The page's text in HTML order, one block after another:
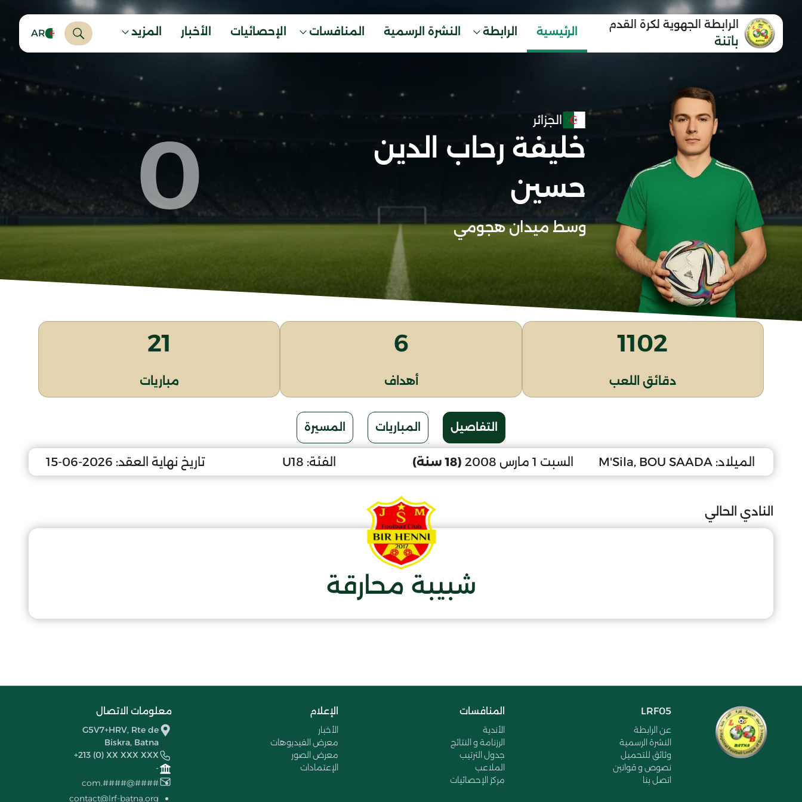
الرابطة الجهوية لكرة القدم
باتنة
الرئيسية الرابطة النشرة الرسمية المنافسات الإحصائيات الأخبار المزيد AR
الجزائر
خليفة رحاب الدين
حسين
وسط ميدان هجومي 0
1102
دقائق اللعب
6
أهداف
21
مباريات
التفاصيل المباريات المسيرة
الميلاد: M'Sila, BOU SAADA السبت 1 مارس 2008 (18 سنة) الفئة: U18 تاريخ نهاية العقد: 2026-06-15
النادي الحالي
شبيبة محارقة
LRF05
عن الرابطة
النشرة الرسمية
وثائق للتحميل
نصوص و قوانين
اتصل بنا
المنافسات
الأندية
الرزنامة و النتائج
جدول الترتيب
الملاعب
مركز الإحصائيات
الإعلام
الأخبار
معرض الفيديوهات
معرض الصور
الإعتمادات
معلومات الاتصال
G5V7+HRV, Rte de
Biskra, Batna
+213 (0) XX XXX XXX
-
####@####.com
contact@lrf-batna.org